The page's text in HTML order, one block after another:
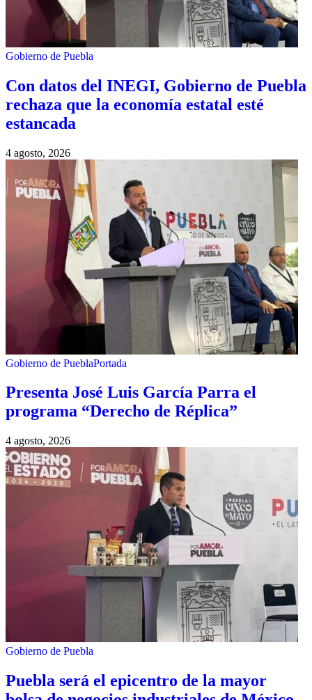
Gobierno de Puebla
Con datos del INEGI, Gobierno de Puebla
rechaza que la economía estatal esté
estancada
4 agosto, 2026
Gobierno de PueblaPortada
Presenta José Luis García Parra el
programa “Derecho de Réplica”
4 agosto, 2026
Gobierno de Puebla
Puebla será el epicentro de la mayor